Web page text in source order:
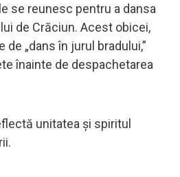
se reunesc pentru a dansa
de Crăciun. Acest obicei,
„dans în jurul bradului,”
înainte de despachetarea
unitatea și spiritul